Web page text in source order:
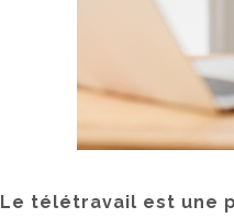
Le télétravail est une